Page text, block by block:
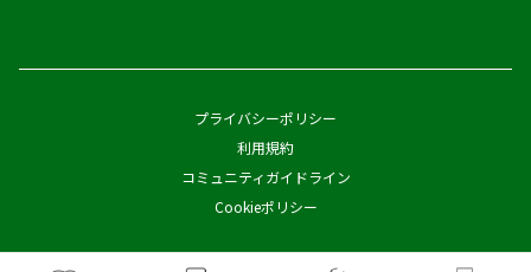
プライバシーポリシー
利用規約
コミュニティガイドライン
Cookieポリシー